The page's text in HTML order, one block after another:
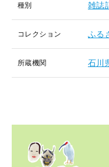
種別 雑誌
コレクション ふる
所蔵機関 石川